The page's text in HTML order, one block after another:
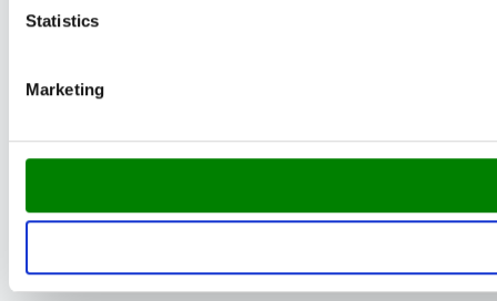
Statistics
Marketing